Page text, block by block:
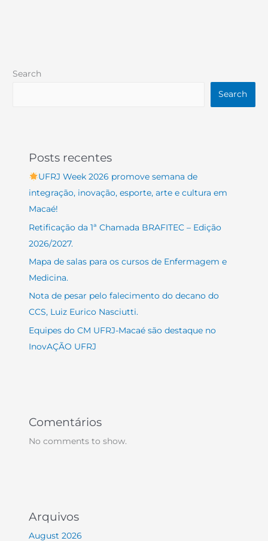
Search
Search
Posts recentes
UFRJ Week 2026 promove semana de
integração, inovação, esporte, arte e cultura em
Macaé!
Retificação da 1ª Chamada BRAFITEC – Edição
2026/2027.
Mapa de salas para os cursos de Enfermagem e
Medicina.
Nota de pesar pelo falecimento do decano do
CCS, Luiz Eurico Nasciutti.
Equipes do CM UFRJ-Macaé são destaque no
InovAÇÃO UFRJ
Comentários
No comments to show.
Arquivos
August 2026